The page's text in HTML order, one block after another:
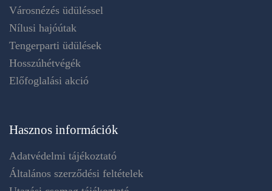
Városnézés üdüléssel
Nílusi hajóútak
Tengerparti üdülések
Hosszúhétvégék
Előfoglalási akció
Hasznos információk
Adatvédelmi tájékoztató
Általános szerződési feltételek